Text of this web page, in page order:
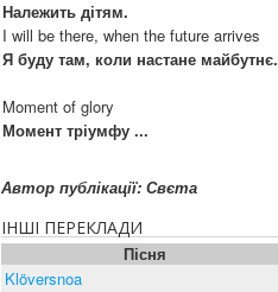
Належить дітям.
I will be there, when the future arrives
Я буду там, коли настане майбутнє.
Moment of glory
Момент тріумфу ...
Автор публікації: Свєта
ІНШІ ПЕРЕКЛАДИ
Пісня
Klöversnoa